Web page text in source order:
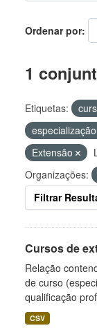
Ordenar por
1
Etiquetas:
especialização
Extensão
Organizações:
Filtrar
Cursos de
Relação
de curso
qualificação
CSV